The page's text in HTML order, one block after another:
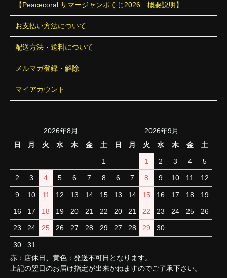
【Peacecoral サマージャンボくじ2026 概要説明】
お支払い方法について
配送方法・送料について
メルマガ登録・解除
マイアカウント
2026年8月
日
月 火 水 木 金 土
1
2 3 4 5 6 7 8
9 10 11 12 13 14 15
16 17 18 19 20 21 22
23 24 25 26 27 28 29
30 31
2026年9月
日
月 火 水 木 金 土
1 2 3 4 5
6 7 8 9 10 11 12
13 14 15 16 17 18 19
20 21 22 23 24 25 26
27 28 29 30
赤：店休日、黄色：発送不可日となります。
上記の翌日のお届け指定が出来かねますのでご了承下さい。